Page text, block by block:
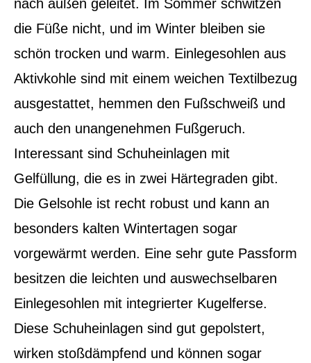
nach außen geleitet. Im Sommer schwitzen
die Füße nicht, und im Winter bleiben sie
schön trocken und warm. Einlegesohlen aus
Aktivkohle sind mit einem weichen Textilbezug
ausgestattet, hemmen den Fußschweiß und
auch den unangenehmen Fußgeruch.
Interessant sind Schuheinlagen mit
Gelfüllung, die es in zwei Härtegraden gibt.
Die Gelsohle ist recht robust und kann an
besonders kalten Wintertagen sogar
vorgewärmt werden. Eine sehr gute Passform
besitzen die leichten und auswechselbaren
Einlegesohlen mit integrierter Kugelferse.
Diese Schuheinlagen sind gut gepolstert,
wirken stoßdämpfend und können sogar